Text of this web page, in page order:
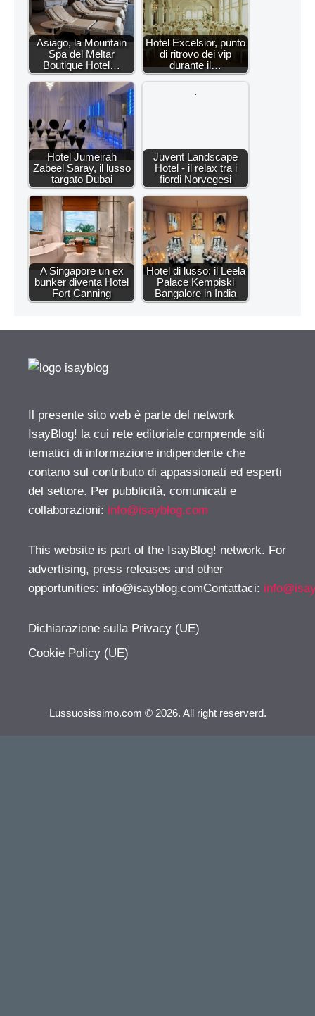
Asiago, la Mountain
Spa del Meltar
Boutique Hotel…
Hotel Excelsior, punto
di ritrovo dei vip
durante il…
Hotel Jumeirah
Zabeel Saray, il lusso
targato Dubai
Juvent Landscape
Hotel - il relax tra i
fiordi Norvegesi
A Singapore un ex
bunker diventa Hotel
Fort Canning
Hotel di lusso: il Leela
Palace Kempiski
Bangalore in India
Il presente sito web è parte del network
IsayBlog! la cui rete editoriale comprende siti
tematici di informazione indipendente che
contano sul contributo di appassionati ed esperti
del settore. Per pubblicità, comunicati e
collaborazioni: info@isayblog.com
This website is part of the IsayBlog! network. For
advertising, press releases and other
opportunities: info@isayblog.comContattaci:
Dichiarazione sulla Privacy (UE)
Cookie Policy (UE)
Lussuosissimo.com © 2026. All right reserverd.